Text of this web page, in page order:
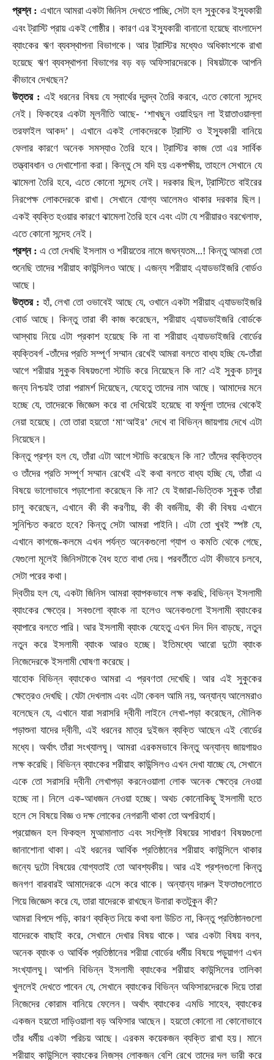
প্রশ্ন : এখানে আমরা একটা জিনিস দেখতে পাচ্ছি,সেটা হল সুকুকের ইস্যুকারী
এবং ট্রাস্টি প্রায় একই গোষ্ঠীর।কারণ এর ইস্যুকারী বানানো হয়েছে বাংলাদেশ
ব্যাংকের ঋণ ব্যবস্থাপনা বিভাগকে। আর ট্রাস্টির মধ্যেও অধিকাংশকে রাখা
হয়েছে ঋণ ব্যবস্থাপনা বিভাগের বড় বড় অফিসারদেরকে। বিষয়টাকে আপনি
কীভাবে দেখছেন?
উত্তর : এই ধরনের বিষয় যে স্বার্থের দ্বন্দ্ব তৈরি করবে, এতে কোনো সন্দেহ
নেই। ফিকহের একটা মূলনীতি আছে- ‘শাখছুন ওয়াহিদুন লা ইয়াতাওয়াল্লা
তরফাইল আকদ’। এখানে একই লোকদেরকে ট্রাস্টি ও ইস্যুকারী বানিয়ে
ফেলার কারণে অনেক সমস্যাও তৈরি হবে। ট্রাস্টির কাজ তো এর সার্বিক
তত্ত্বাবধান ও দেখাশোনা করা। কিন্তু সে যদি হয় একপক্ষীয়,তাহলে সেখানে যে
ঝামেলা তৈরি হবে, এতে কোনো সন্দেহ নেই। দরকার ছিল,ট্রাস্টিতে বাইরের
নিরপেক্ষ লোকদেরকে রাখা। সেখানে যোগ্য আলেমও থাকার দরকার ছিল।
একই ব্যক্তি হওয়ার কারণে ঝামেলা তৈরি হবে এবং এটা যে শরীয়ারও বরখেলাফ,
এতে কোনো সন্দেহ নেই।
প্রশ্ন : এ তো দেখছি ইসলাম ও শরীয়তের নামে জঘন্যতম...! কিন্তু আমরা তো
শুনেছি তাদের শরীয়াহ কাউন্সিলও আছে। এজন্য শরীয়াহ এ্যাডভাইজরি বোর্ডও
আছে।
উত্তর : হাঁ,লেখা তো ওভাবেই আছে যে, ওখানে একটা শরীয়াহ এ্যাডভাইজরি
বোর্ড আছে। কিন্তু তারা কী কাজ করেছেন,শরীয়াহ এ্যাডভাইজরি বোর্ডকে
আস্থায় নিয়ে এটা প্রকাশ হয়েছে কি না বা শরীয়াহ এ্যাডভাইজরি বোর্ডের
ব্যক্তিবর্গ -তাঁদের প্রতি সম্পূর্ণ সম্মান রেখেই আমরা বলতে বাধ্য হচ্ছি যে-তাঁরা
আগে শরীয়ার সুকুক বিষয়গুলো স্টাডি করে নিয়েছেন কি না?এই সুকুক চালুর
জন্য নিশ্চয়ই তারা পরামর্শ দিয়েছেন,যেহেতু তাদের নাম আছে। আমাদের মনে
হচ্ছে যে,তাদেরকে জিজ্ঞেস করে বা দেখিয়েই হয়েছে বা ফর্মুলা তাদের থেকেই
নেয়া হয়েছে। তো তারা হয়তো ‘মা‘আইর’ দেখে বা বিভিন্ন জায়গায় দেখে এটা
নিয়েছেন।
কিন্তু প্রশ্ন হল যে,তাঁরা এটা আগে স্টাডি করেছেন কি না?তাঁদের ব্যক্তিত্ব
ও তাঁদের প্রতি সম্পূর্ণ সম্মান রেখেই এই কথা বলতে বাধ্য হচ্ছি যে,তাঁরা এ
বিষয়ে ভালোভাবে পড়াশোনা করেছেন কি না? যে ইজারা-ভিত্তিক সুকুক তাঁরা
চালু করেছেন,এখানে কী কী করণীয়,কী কী বর্জনীয়,কী কী বিষয় এখানে
সুনিশ্চিত করতে হবে?কিন্তু সেটা আমরা পাইনি। এটা তো খুবই স্পষ্ট যে,
এখানে কাগজে-কলমে এখন পর্যন্ত অনেকগুলো গ্যাপ ও কমতি থেকে গেছে,
যেগুলো মূলেই জিনিসটাকে বৈধ হতে বাধা দেয়। পরবর্তীতে এটা কীভাবে চলবে,
সেটা পরের কথা।
দ্বিতীয় হল যে, একটা জিনিস আমরা ব্যাপকভাবে লক্ষ করছি, বিভিন্ন ইসলামী
ব্যাংকের ক্ষেত্রে। সবগুলো ব্যাংক না হলেও অনেকগুলো ইসলামী ব্যাংকের
ব্যাপারে বলতে পারি। আর ইসলামী ব্যাংক যেহেতু এখন দিন দিন বাড়ছে,নতুন
নতুন করে ইসলামী ব্যাংক আরও হচ্ছে। ইতিমধ্যে আরো দুটো ব্যাংক
নিজেদেরকে ইসলামী ঘোষণা করেছে।
যাহোক বিভিন্ন ব্যাংকেও আমরা এ প্রবণতা দেখেছি। আর এই সুকুকের
ক্ষেত্রেও দেখছি। যেটা দেখলাম এবং এটা কেবল আমি নয়, অন্যান্য আলেমরাও
বলেছেন যে, এখানে যারা সরাসরি দ্বীনী লাইনে লেখা-পড়া করেছেন,মৌলিক
পড়াশুনা যাদের দ্বীনী, এই ধরনের মাত্র দুইজন ব্যক্তি আছেন এই বোর্ডের
মধ্যে। অর্থাৎ তাঁরা সংখ্যালঘু। আমরা এরকমভাবে কিন্তু অন্যান্য জায়গায়ও
লক্ষ করেছি। বিভিন্ন ব্যাংকের শরীয়াহ কাউন্সিলও এখন দেখা যাচ্ছে যে,সেখানে
একে তো সরাসরি দ্বীনী লেখাপড়া করনেওয়ালা লোক অনেক ক্ষেত্রে নেওয়া
হচ্ছে না। নিলে এক-আধজন নেওয়া হচ্ছে। অথচ কোনোকিছু ইসলামী হতে
হলে সে বিষয়ে বিজ্ঞ ও দক্ষ লোকের নেগরানী থাকা তো অপরিহার্য।
প্রয়োজন হল ফিকহুল মুআমালাত এবং সংশ্লিষ্ট বিষয়ের সাধারণ বিষয়গুলো
জানাশোনা থাকা। এই ধরনের আর্থিক প্রতিষ্ঠানের শরীয়াহ কাউন্সিলে থাকার
জন্যে দুটো বিষয়ের যোগ্যতাই তো আবশ্যকীয়। আর এই প্রশ্নগুলো কিন্তু
জনগণ বারবারই আমাদেরকে এসে করে থাকে। অন্যান্য দারুল ইফতাগুলোতে
গিয়ে জিজ্ঞেস করে যে,তারা যাদেরকে রাখছেন উনারা কতটুকুন কী?
আমরা বিপদে পড়ি, কারণ ব্যক্তি নিয়ে কথা বলা উচিত না,কিন্তু প্রতিষ্ঠানগুলো
যাদেরকে বাছাই করে,সেখানে দেখার বিষয় থাকে। আর একটা বিষয় বলব,
অনেক ব্যাংক ও আর্থিক প্রতিষ্ঠানের শরীয়া বোর্ডের ধর্মীয় বিষয়ে পড়ুয়াগণ এখন
সংখ্যালঘু। আপনি বিভিন্ন ইসলামী ব্যাংকের শরীয়াহ কাউন্সিলের তালিকা
খুললেই দেখতে পাবেন যে,সেখানে ব্যাংকের বিভিন্ন অফিসারদেরকে দিয়ে তারা
নিজেদের কোরাম বানিয়ে ফেলেন। অর্থাৎ ব্যাংকের এমডি সাহেব,ব্যাংকের
একজন হয়তো দাড়িওয়ালা বড় অফিসার আছেন। হয়তো কোনো না কোনোভাবে
তাঁর ধর্মীয় একটা পরিচয় আছে। এরকম কয়েকজন ব্যক্তি রাখা হয়। মানে
শরীয়াহ কাউন্সিলে ব্যাংকের নিজস্ব লোকজন বেশি রেখে তাদের দল ভারী করে